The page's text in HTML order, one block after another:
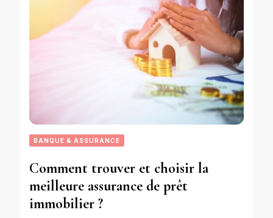
BANQUE & ASSURANCE
Comment trouver et choisir la
meilleure assurance de prêt
immobilier ?